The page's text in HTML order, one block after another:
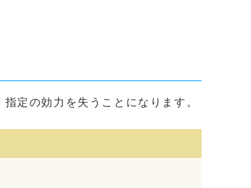
定の効力を失うことになります。